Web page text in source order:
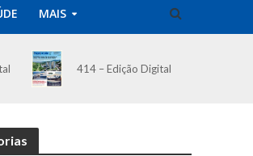
MAIS
414 – Edição Digital